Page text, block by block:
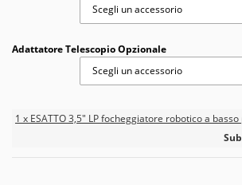
Scegli un accessorio
Adattatore Telescopio Opzionale
Scegli un accessorio
1 x ESATTO 3,5" LP focheggiatore robotico a